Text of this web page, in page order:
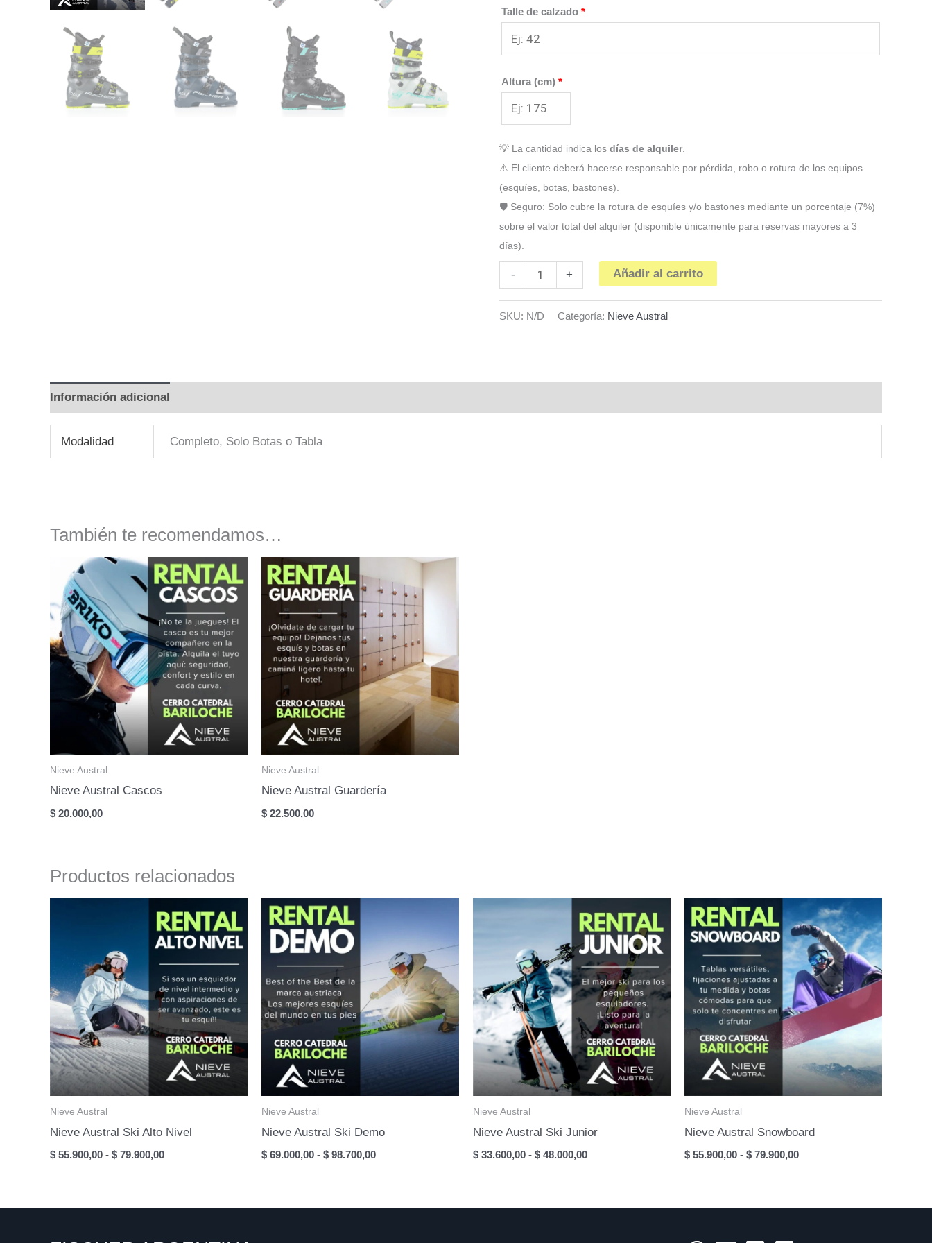
Talle de calzado *
Altura (cm) *
💡 La cantidad indica los días de alquiler.
⚠️ El cliente deberá hacerse responsable por pérdida, robo o rotura de los equipos
(esquíes, botas, bastones).
🛡️ Seguro: Solo cubre la rotura de esquíes y/o bastones mediante un porcentaje (7%)
sobre el valor total del alquiler (disponible únicamente para reservas mayores a 3
días).
-
Austral
+ Añadir al carrito
SKU: N/D Categoría: Nieve Austral
Información adicional
Modalidad Completo, Solo Botas o Tabla
También te recomendamos…
Nieve Austral
Nieve Austral Cascos
$ 20.000,00
Nieve Austral
Nieve Austral Guardería
$ 22.500,00
Productos relacionados
Nieve Austral
Nieve Austral Ski Alto Nivel
$ 55.900,00 - $ 79.900,00Rango
$ 55.900,00
Nieve Austral
Nieve Austral Ski Demo
$ 69.000,00 - $ 98.700,00Rango
$ 69.000,00
Nieve Austral
Nieve Austral Ski Junior
$ 33.600,00 - $ 48.000,00Rango
$ 33.600,00
Nieve Austral
Nieve Austral Snowboard
$ 55.900,00 - $ 79.900,00Rango
$ 55.900,00